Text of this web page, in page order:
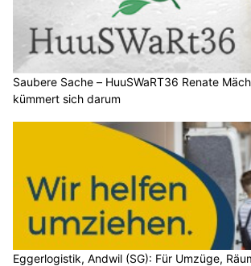
Saubere Sache – HuuSWaRT36 Renate
kümmert sich darum
Eggerlogistik, Andwil (SG): Für Umzüge,